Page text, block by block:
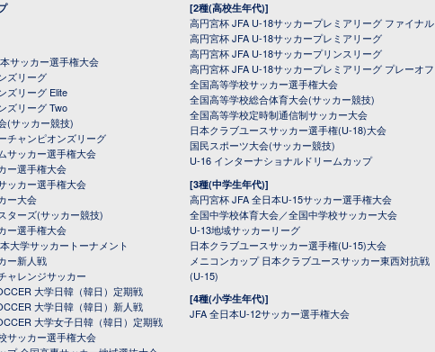
サッカー選手権大会
ズリーグ
ズリーグ Elite
ズリーグ Two
(サッカー競技)
チャンピオンズリーグ
サッカー選手権大会
ー選手権大会
ッカー選手権大会
ー大会
ターズ(サッカー競技)
ー選手権大会
大学サッカートーナメント
ー新人戦
ャレンジサッカー
大学日韓（韓日）定期戦
大学日韓（韓日）新人戦
大学女子日韓（韓日）定期戦
サッカー選手権大会
[2種(高校生年代)]
高円宮杯 JFA U-18サッカープレミアリーグ ファイナル
高円宮杯 JFA U-18サッカープレミアリーグ
高円宮杯 JFA U-18サッカープリンスリーグ
高円宮杯 JFA U-18サッカープレミアリーグ プレーオフ
全国高等学校サッカー選手権大会
全国高等学校総合体育大会(サッカー競技)
全国高等学校定時制通信制サッカー大会
日本クラブユースサッカー選手権(U-18)大会
国民スポーツ大会(サッカー競技)
U-16 インターナショナルドリームカップ
[3種(中学生年代)]
高円宮杯 JFA 全日本U-15サッカー選手権大会
全国中学校体育大会／全国中学校サッカー大会
U-13地域サッカーリーグ
日本クラブユースサッカー選手権(U-15)大会
メニコンカップ 日本クラブユースサッカー東西対抗戦
(U-15)
[4種(小学生年代)]
JFA 全日本U-12サッカー選手権大会